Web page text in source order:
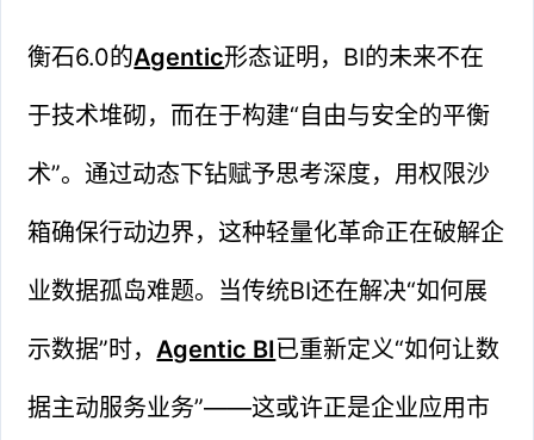
衡石6.0的Agentic形态证明，BI的未来不在
于技术堆砌，而在于构建“自由与安全的平衡
术”。通过动态下钻赋予思考深度，用权限沙
箱确保行动边界，这种轻量化革命正在破解企
业数据孤岛难题。当传统BI还在解决“如何展
示数据”时，Agentic BI已重新定义“如何让数
据主动服务业务”——这或许正是企业应用市